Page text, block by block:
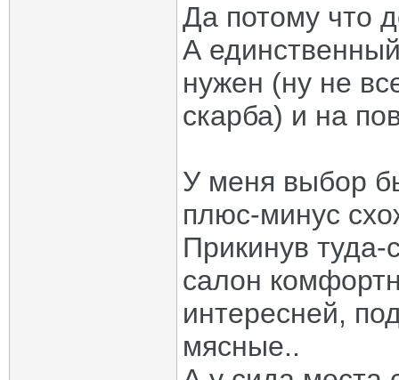
Да потому что
А
нужен (ну не
скарба) и на
У меня выбор
плюс-минус
Прикинув
салон
интересней,
мясные..